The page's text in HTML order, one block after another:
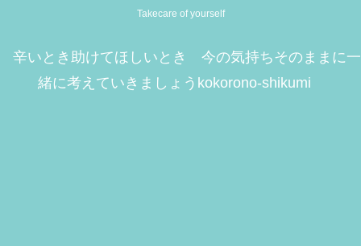
Takecare of yourself
辛いとき助けてほしいとき 今の気持ちそのままに一
緒に考えていきましょうkokorono-shikumi